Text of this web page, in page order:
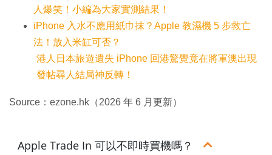
人爆笑！小編為大家實測結果！
iPhone 入水不應用紙巾抹？Apple 教濕機 5 步救亡
法！放入米缸可否？
港人日本旅遊遺失 iPhone 回港驚覺竟在將軍澳出現
發帖尋人結局神反轉！
Source：ezone.hk（2026 年 6 月更新）
Apple Trade In 可以不即時買機嗎？